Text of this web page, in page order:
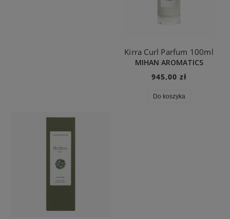
Kirra Curl Parfum 100ml
MIHAN AROMATICS
945,00 zł
Do koszyka